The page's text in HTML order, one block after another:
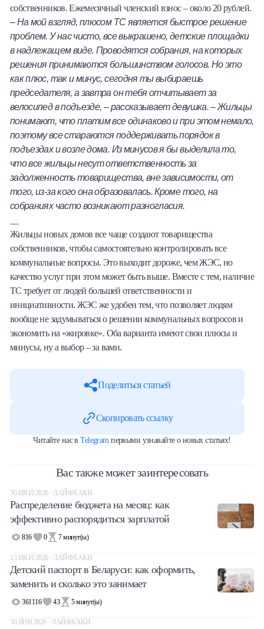
собственников. Ежемесячный членский взнос – около 20 рублей.
– На мой взгляд, плюсом ТС является быстрое решение
проблем. У нас чисто, все выкрашено, детские площадки
в надлежащем виде. Проводятся собрания, на которых
решения принимаются большинством голосов. Но это
как плюс, так и минус, сегодня ты выбираешь
председателя, а завтра он тебя отчитывает за
велосипед в подъезде, – рассказывает девушка. – Жильцы
понимают, что платим все одинаково и при этом немало,
поэтому все стараются поддерживать порядок в
подъездах и возле дома. Из минусов я бы выделила то,
что все жильцы несут ответственность за
задолженность товарищества, вне зависимости, от
того, из-за кого она образовалась. Кроме того, на
собраниях часто возникают разногласия.
Жильцы новых домов все чаще создают товарищества
собственников, чтобы самостоятельно контролировать все
коммунальные вопросы. Это выходит дороже, чем ЖЭС, но
качество услуг при этом может быть выше. Вместе с тем, наличие
ТС требует от людей большей ответственности и
инициативности. ЖЭС же удобен тем, что позволяет людям
вообще не задумываться о решении коммунальных вопросов и
экономить на «жировке». Оба варианта имеют свои плюсы и
минусы, ну а выбор – за вами.
Поделиться статьей
Скопировать ссылку
Читайте нас вTelegramпервыми узнавайте о новых статьях!
Вас также может заинтересовать
30 ИЮЛ 2026 · ЛАЙФХАКИ
Распределение бюджета на месяц: как
эффективно распорядиться зарплатой
816 0 7минут(ы)
13 ИЮЛ 2026 · ЛАЙФХАКИ
Детский паспорт в Беларуси: как оформить,
заменить и сколько это занимает
361116 43 5минут(ы)
30 ЯНВ 2026 · ЛАЙФХАКИ